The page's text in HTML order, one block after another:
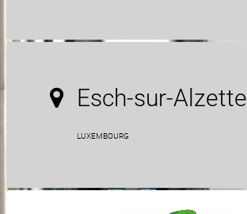
Esch-sur-Alzette
LUXEMBOURG